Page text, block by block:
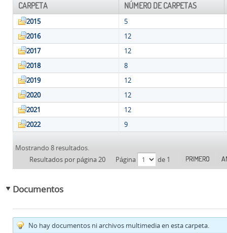
CARPETA NÚMERO DE CARPETAS
2015
5
2016
12
2017
12
2018
8
2019
12
2020
12
2021
12
2022
9
Mostrando 8 resultados.
Resultados por página 20
Página de 1 PRIMERO
Documentos
No hay documentos ni archivos multimedia en esta carpeta.